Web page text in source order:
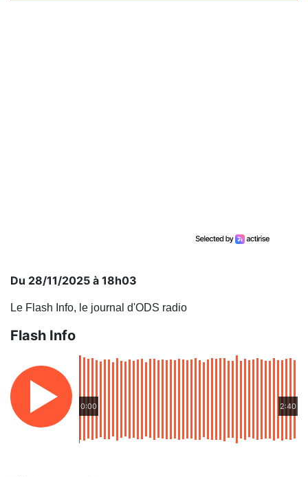
Du 28/11/2025 à 18h03
Le Flash Info, le journal d'ODS radio
Flash Info
0:00 2:40